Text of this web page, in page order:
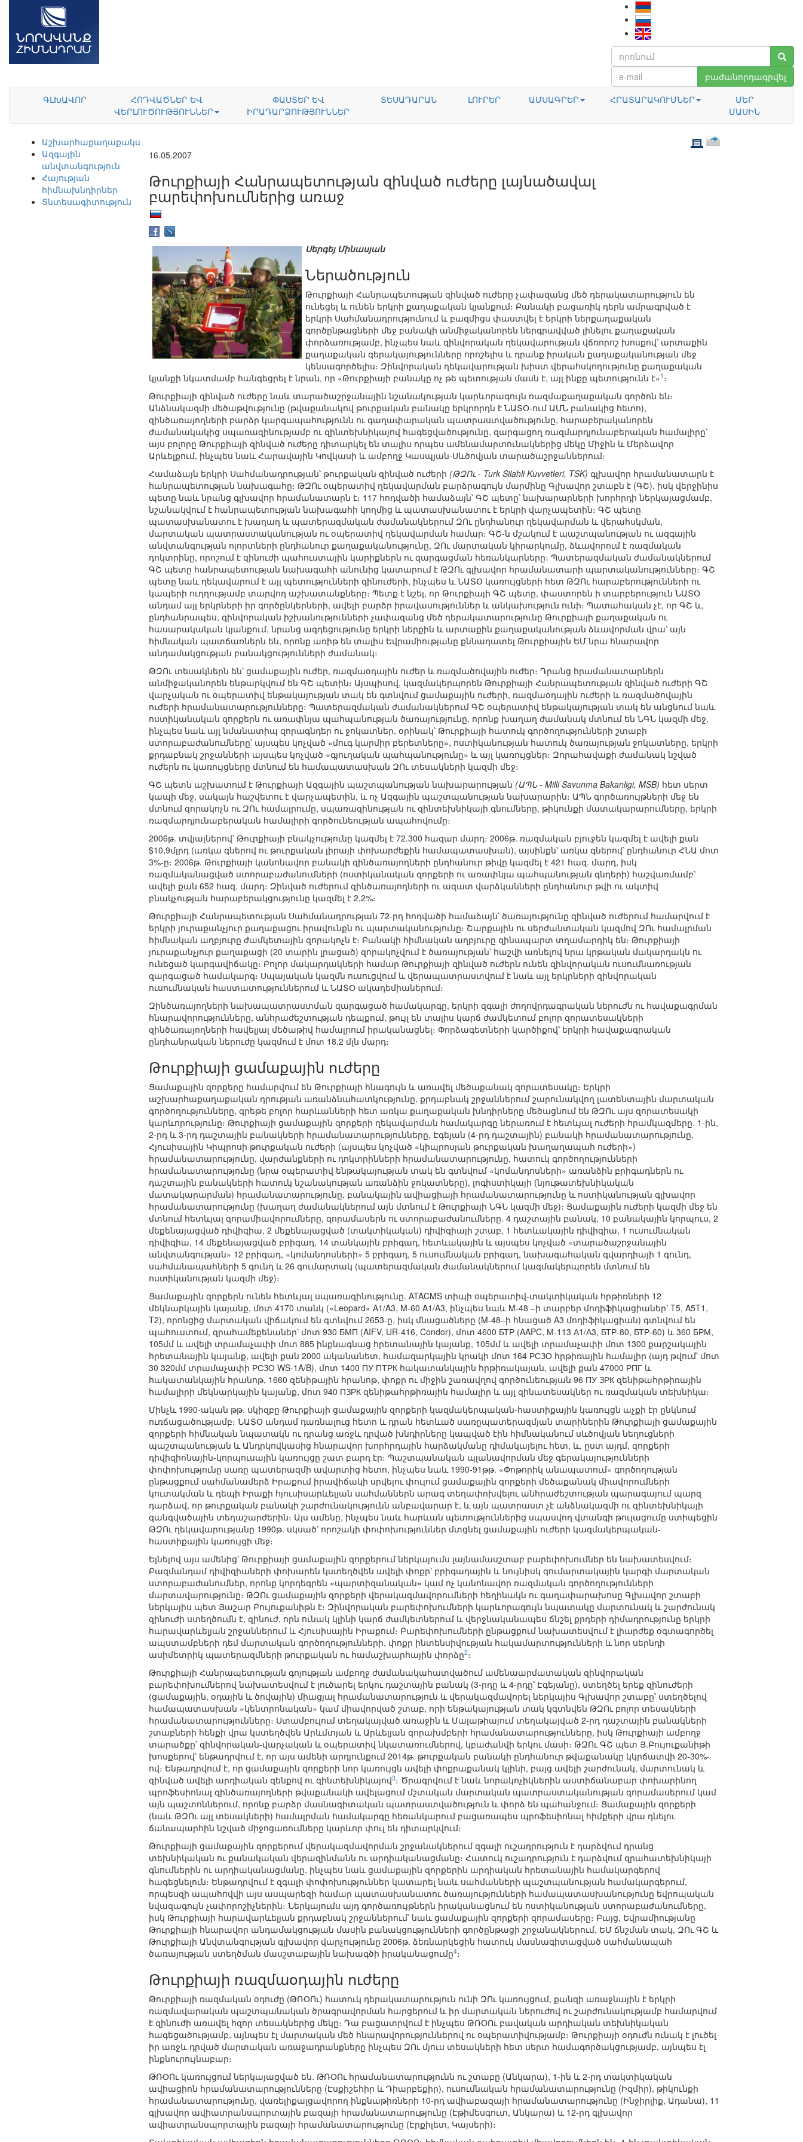
բաժանորդագրվել
ԳԼԽԱՎՈՐ
ՀՈԴՎԱԾՆԵՐ ԵՎ
ՎԵՐԼՈՒԾՈՒԹՅՈՒՆՆԵՐ
ՓԱՍՏԵՐ ԵՎ
ԻՐԱԴԱՐՁՈՒԹՅՈՒՆՆԵՐ
ՏԵՍԱԴԱՐԱՆ ԼՈՒՐԵՐ ԱՄՍԱԳՐԵՐ ՀՐԱՏԱՐԱԿՈՒՄՆԵՐ
ՄԵՐ
ՄԱՍԻՆ
Աշխարհաքաղաքականություն
Ազգային
անվտանգություն
Հայության
հիմնախնդիրներ
Տնտեսագիտություն
16.05.2007
Թուրքիայի Հանրապետության զինված ուժերը լայնածավալ
բարեփոխումներից առաջ
Սերգեյ Մինասյան
Ներածություն
Թուրքիայի Հանրապետության զինված ուժերը չափազանց մեծ դերակատարություն են
ունեցել և ունեն երկրի քաղաքական կյանքում։ Բանակի բացառիկ դերն ամրագրված է
երկրի Սահմանադրությունում և բազմիցս փաստվել է երկրի ներքաղաքական
գործընթացների մեջ բանակի անմիջականորեն ներգրավված լինելու քաղաքական
փորձառությամբ, ինչպես նաև զինվորական ղեկավարության վճռորոշ խոսքով՝ արտաքին
քաղաքական գերակայությունները որոշելիս և դրանք իրական քաղաքականության մեջ
կենսագործելիս։ Զինվորական ղեկավարության խիստ վերահսկողությունը քաղաքական
կյանքի նկատմամբ հանգեցրել է նրան, որ «Թուրքիայի բանակը ոչ թե պետության մասն է, այլ ինքը պետությունն է»1 ։
Թուրքիայի զինված ուժերը նաև տարածաշրջանային նշանակության կարևորագույն ռազմաքաղաքական գործոն են։
Անձնակազմի մեծաթվությունը (թվաքանակով թուրքական բանակը երկրորդն է ՆԱՏՕ-ում ԱՄՆ բանակից հետո),
զինծառայողների բարձր կարգապահությունն ու գաղափարական պատրաստվածությունը, հարաբերականորեն
ժամանակակից սպառազինությամբ ու զինտեխնիկայով հագեցվածությունը, զարգացող ռազմարդյունաբերական համալիրը՝
այս բոլորը Թուրքիայի զինված ուժերը դիտարկել են տալիս որպես ամենամարտունակներից մեկը Միջին և Մերձավոր
Արևելքում, ինչպես նաև Հարավային Կովկասի և ամբողջ Կասպյան-Սևծովյան տարածաշրջաններում։
Համաձայն երկրի Սահմանադրության՝ թուրքական զինված ուժերի (ԹԶՈւ - Turk Silahli Kuvvetleri, TSK) գլխավոր հրամանատարն է
հանրապետության նախագահը։ ԹԶՈւ օպերատիվ ղեկավարման բարձրագույն մարմինը Գլխավոր շտաբն է (ԳՇ), իսկ վերջինիս
պետը նաև նրանց գլխավոր հրամանատարն է։ 117 հոդվածի համաձայն՝ ԳՇ պետը՝ նախարարների խորհրդի ներկայացմամբ,
նշանակվում է հանրապետության նախագահի կողմից և պատասխանատու է երկրի վարչապետին։ ԳՇ պետը
պատասխանատու է խաղաղ և պատերազմական ժամանակներում ԶՈւ ընդհանուր ղեկավարման և վերահսկման,
մարտական պատրաստականության ու օպերատիվ ղեկավարման համար։ ԳՇ-ն մշակում է պաշտպանության ու ազգային
անվտանգության ոլորտների ընդհանուր քաղաքականությունը, ԶՈւ մարտական կիրարկումը, ձևավորում է ռազմական
դոկտրինը, որոշում է զինուժի պահուստային կարիքներն ու զարգացման հեռանկարները։ Պատերազմական ժամանակներում
ԳՇ պետը հանրապետության նախագահի անունից կատարում է ԹԶՈւ գլխավոր հրամանատարի պարտականությունները։ ԳՇ
պետը նաև ղեկավարում է այլ պետությունների զինուժերի, ինչպես և ՆԱՏՕ կառույցների հետ ԹԶՈւ հարաբերությունների ու
կապերի ուղղությամբ տարվող աշխատանքները։ Պետք է նշել, որ Թուրքիայի ԳՇ պետը, փաստորեն ի տարբերություն ՆԱՏՕ
անդամ այլ երկրների իր գործընկերների, ավելի բարձր իրավասություններ և անկախություն ունի։ Պատահական չէ, որ ԳՇ և,
ընդհանրապես, զինվորական իշխանությունների չափազանց մեծ դերակատարությունը Թուրքիայի քաղաքական ու
հասարակական կյանքում, նրանց ազդեցությունը երկրի ներքին և արտաքին քաղաքականության ձևավորման վրա՝ այն
հիմնական պատճառներն են, որոնք առիթ են տալիս Եվրամիությանը քննադատել Թուրքիային ԵՄ նրա հնարավոր
անդամակցության բանակցությունների ժամանակ։
ԹԶՈւ տեսակներն են՝ ցամաքային ուժեր, ռազմաօդային ուժեր և ռազմածովային ուժեր։ Դրանց հրամանատարներն
անմիջականորեն ենթարկվում են ԳՇ պետին։ Այսպիսով, կազմակերպորեն Թուրքիայի Հանրապետության զինված ուժերի ԳՇ
վարչական ու օպերատիվ ենթակայության տակ են գտնվում ցամաքային ուժերի, ռազմաօդային ուժերի և ռազմածովային
ուժերի հրամանատարությունները։ Պատերազմական ժամանակներում ԳՇ օպերատիվ ենթակայության տակ են անցնում նաև
ոստիկանական զորքերն ու առափնյա պահպանության ծառայությունը, որոնք խաղաղ ժամանակ մտնում են ՆԳՆ կազմի մեջ,
ինչպես նաև այլ նմանատիպ զորագնդեր ու ջոկատներ, օրինակ՝ Թուրքիայի հատուկ գործողությունների շտաբի
ստորաբաժանումները՝ այսպես կոչված «մուգ կարմիր բերետները», ոստիկանության հատուկ ծառայության ջոկատները, երկրի
քրդաբնակ շրջանների այսպես կոչված «գյուղական պահպանությունը» և այլ կառույցներ։ Զորահավաքի ժամանակ նշված
ուժերն ու կառույցները մտնում են համապատասխան ԶՈւ տեսակների կազմի մեջ։
ԳՇ պետն աշխատում է Թուրքիայի Ազգային պաշտպանության նախարարության (ԱՊՆ - Milli Savunma Bakanligi, MSB) հետ սերտ
կապի մեջ, սակայն հաշվետու է վարչապետին, և ոչ Ազգային պաշտպանության նախարարին։ ԱՊՆ գործառույթների մեջ են
մտնում զորակոչն ու ԶՈւ համալրումը, սպառազինության ու զինտեխնիկայի գնումները, թիկունքի մատակարարումները, երկրի
ռազմարդյունաբերական համալիրի գործունեության ապահովումը։
2006թ. տվյալներով՝ Թուրքիայի բնակչությունը կազմել է 72.300 հազար մարդ։ 2006թ. ռազմական բյուջեն կազմել է ավելի քան
$10,9մլրդ (առկա գներով ու թուրքական լիրայի փոխարժեքին համապատասխան), այսինքն՝ առկա գներով՝ ընդհանուր ՀՆԱ մոտ
3%-ը։ 2006թ. Թուրքիայի կանոնավոր բանակի զինծառայողների ընդհանուր թիվը կազմել է 421 հազ. մարդ, իսկ
ռազմականացված ստորաբաժանումների (ոստիկանական զորքերի ու առափնյա պահպանության գնդերի) հաշվառմամբ՝
ավելի քան 652 հազ. մարդ։ Զինված ուժերում զինծառայողների ու ազատ վարձկանների ընդհանուր թվի ու ակտիվ
բնակչության հարաբերակցությունը կազմել է 2,2%։
Թուրքիայի Հանրապետության Սահմանադրության 72-րդ հոդվածի համաձայն՝ ծառայությունը զինված ուժերում համարվում է
երկրի յուրաքանչյուր քաղաքացու իրավունքն ու պարտականությունը։ Շարքային ու սերժանտական կազմով ԶՈւ համալրման
հիմնական աղբյուրը ժամկետային զորակոչն է։ Բանակի հիմնական աղբյուրը զինապարտ տղամարդիկ են։ Թուրքիայի
յուրաքանչյուր քաղաքացի (20 տարին լրացած) զորակոչվում է ծառայության՝ հաշվի առնելով նրա կրթական մակարդակն ու
ունեցած կարգավիճակը։ Բոլոր մակարդակների համար Թուրքիայի զինված ուժերն ունեն զինվորական ուսումնառության
զարգացած համակարգ։ Սպայական կազմն ուսուցվում և վերապատրաստվում է նաև այլ երկրների զինվորական
ուսումնական հաստատություններում և ՆԱՏՕ ակադեմիաներում։
Զինծառայողների նախապատրաստման զարգացած համակարգը, երկրի զգալի ժողովրդագրական ներուժն ու հավաքագրման
հնարավորությունները, անհրաժեշտության դեպքում, թույլ են տալիս կարճ ժամկետում բոլոր զորատեսակների
զինծառայողների հավելյալ մեծաթիվ համալրում իրականացնել։ Փորձագետների կարծիքով՝ երկրի հավաքագրական
ընդհանրական ներուժը կազմում է մոտ 18,2 մլն մարդ։
Թուրքիայի ցամաքային ուժերը
Ցամաքային զորքերը համարվում են Թուրքիայի հնագույն և առավել մեծաքանակ զորատեսակը։ Երկրի
աշխարհաքաղաքական դրության առանձնահատկությունը, քրդաբնակ շրջաններում շարունակվող լատենտային մարտական
գործողությունները, գրեթե բոլոր հարևանների հետ առկա քաղաքական խնդիրները մեծացնում են ԹԶՈւ այս զորատեսակի
կարևորությունը։ Թուրքիայի ցամաքային զորքերի ղեկավարման համակարգը ներառում է հետևյալ ուժերի հրամկազմերը. 1-ին,
2-րդ և 3-րդ դաշտային բանակների հրամանատարությունները, Էգեյան (4-րդ դաշտային) բանակի հրամանատարությունը,
Հյուսիսային Կիպրոսի թուրքական ուժերի (այսպես կոչված «կիպրոսյան թուրքական խաղաղապահ ուժերի»)
հրամանատարությունը, վարժանքների ու դոկտրինների հրամանատարությունը, հատուկ գործողությունների
հրամանատարությունը (նրա օպերատիվ ենթակայության տակ են գտնվում «կոմանդոսների» առանձին բրիգադներն ու
դաշտային բանակների հատուկ նշանակության առանձին ջոկատները), լոգիստիկայի (նյութատեխնիկական
մատակարարման) հրամանատարությունը, բանակային ավիացիայի հրամանատարությունը և ոստիկանության գլխավոր
հրամանատարությունը (խաղաղ ժամանակներում այն մտնում է Թուրքիայի ՆԳՆ կազմի մեջ)։ Ցամաքային ուժերի կազմի մեջ են
մտնում հետևյալ զորամիավորումները, զորամասերն ու ստորաբաժանումները. 4 դաշտային բանակ, 10 բանակային կորպուս, 2
մեքենայացված դիվիզիա, 2 մեքենայացված (տակտիկական) դիվիզիայի շտաբ, 1 հետևակային դիվիզիա, 1 ուսումնական
դիվիզիա, 14 մեքենայացված բրիգադ, 14 տանկային բրիգադ, հետևակային և այսպես կոչված «տարածաշրջանային
անվտանգության» 12 բրիգադ, «կոմանդոսների» 5 բրիգադ, 5 ուսումնական բրիգադ, նախագահական գվարդիայի 1 գունդ,
սահմանապահների 5 գունդ և 26 գումարտակ (պատերազմական ժամանակներում կազմակերպորեն մտնում են
ոստիկանության կազմի մեջ)։
Ցամաքային զորքերն ունեն հետևյալ սպառազինությունը. ATACMS տիպի օպերատիվ-տակտիկական հրթիռների 12
մեկնարկային կայանք, մոտ 4170 տանկ («Leopard» A1/A3, M-60 A1/A3, ինչպես նաև M-48 –ի տարբեր մոդիֆիկացիաներ՝ T5, A5T1,
T2), որոնցից մարտական վիճակում են գտնվում 2653-ը, իսկ մնացածները (M-48–ի հնացած A3 մոդիֆիկացիան) գտնվում են
պահուստում, զրահամեքենաներ՝ մոտ 930 БМП (AIFV, UR-416, Condor), մոտ 4600 БТР (AAPC, М-113 А1/А3, БТР-80, БТР-60) և 360 БРМ,
105մմ և ավելի տրամաչափի մոտ 885 ինքնագնաց հրետանային կայանք, 105մմ և ավելի տրամաչափի մոտ 1300 քարշակային
հրետանային կայանք, ավելի քան 2000 ականանետ, համազարկային կրակի մոտ 164 РСЗО հրթիռային համալիր (այդ թվում՝ մոտ
30 320մմ տրամաչափի РСЗО WS-1A/B), մոտ 1400 ПУ ПТРК հակատանկային հրթիռակայան, ավելի քան 47000 РПГ և
հակատանկային հրանոթ, 1660 զենիթային հրանոթ, փոքր ու միջին շառավղով գործունեության 96 ПУ ЗРК զենիթահրթիռային
համալիրի մեկնարկային կայանք, մոտ 940 ПЗРК զենիթահրթիռային համալիր և այլ զինատեսակներ ու ռազմական տեխնիկա։
Մինչև 1990-ական թթ. սկիզբը Թուրքիայի ցամաքային զորքերի կազմակերպական-հաստիքային կառույցն աչքի էր ընկնում
ուռճացածությամբ։ ՆԱՏՕ անդամ դառնալուց հետո և դրան հետևած սառըպատերազմյան տարիներին Թուրքիայի ցամաքային
զորքերի հիմնական նպատակն ու դրանց առջև դրված խնդիրները կապված էին հիմնականում սևծովյան նեղուցների
պաշտպանության և Անդրկովկասից հնարավոր խորհրդային հարձակմանը դիմակայելու հետ, և, ըստ այդմ, զորքերի
դիվիզիոնային-կորպուսային կառույցը շատ բարդ էր։ Պաշտպանական պլանավորման մեջ գերակայությունների
փոփոխությունը սառը պատերազմի ավարտից հետո, ինչպես նաև 1990-91թթ. «Փոթորիկ անապատում» գործողության
ընթացքում սահմանամերձ Իրաքում իրավիճակի սրվելու փուլում ցամաքային զորքերի մեծաքանակ միավորումների
կուտակման և դեպի Իրաքի հյուսիսարևելյան սահմաններն արագ տեղափոխվելու անհրաժեշտության պարագայում պարզ
դարձավ, որ թուրքական բանակի շարժունակությունն անբավարար է, և այն պատրաստ չէ անձնակազմի ու զինտեխնիկայի
զանգվածային տեղաշարժերին։ Այս ամենը, ինչպես նաև հարևան պետություններից սպասվող վտանգի թուլացումը ստիպեցին
ԹԶՈւ ղեկավարությանը 1990թ. սկսած՝ որոշակի փոփոխություններ մտցնել ցամաքային ուժերի կազմակերպական-
հաստիքային կառույցի մեջ։
Ելնելով այս ամենից՝ Թուրքիայի ցամաքային զորքերում ներկայումս լայնամասշտաբ բարեփոխումներ են նախատեսվում։
Բազմանդամ դիվիզիաների փոխարեն կստեղծվեն ավելի փոքր՝ բրիգադային և նույնիսկ գումարտակային կարգի մարտական
ստորաբաժանումներ, որոնք կորդեգրեն «պարտիզանական» կամ ոչ կանոնավոր ռազմական գործողությունների
մարտավարությունը։ ԹԶՈւ ցամաքային զորքերի վերակազմավորումների հեղինակն ու գաղափարախոսը Գլխավոր շտաբի
ներկայիս պետ Յաշար Բույուքանիթն է։ Զինվորական բարեփոխումների կարևորագույն նպատակը մարտունակ և շարժունակ
զինուժի ստեղծումն է, զինուժ, որն ունակ կլինի կարճ ժամկետներում և վերջնականապես ճնշել քրդերի դիմադրությունը երկրի
հարավարևելյան շրջաններում և Հյուսիսային Իրաքում։ Բարեփոխումների ընթացքում նախատեսվում է լիարժեք օգտագործել
ապստամբների դեմ մարտական գործողությունների, փոքր ինտենսիվության հակամարտությունների և նոր սերնդի
ասիմետրիկ պատերազմների թուրքական ու համաշխարհային փորձը2։
Թուրքիայի Հանրապետության գոյության ամբողջ ժամանակահատվածում ամենաարմատական զինվորական
բարեփոխումներով նախատեսվում է լուծարել երկու դաշտային բանակ (3-րդը և 4-րդը՝ Էգեյանը), ստեղծել երեք զինուժերի
(ցամաքային, օդային և ծովային) միացյալ հրամանատարություն և վերակազմավորել ներկայիս Գլխավոր շտաբը՝ ստեղծելով
համապատասխան «կենտրոնական» կամ միավորված շտաբ, որի ենթակայության տակ կգտնվեն ԹԶՈւ բոլոր տեսակների
հրամանատարությունները։ Ստամբուլում տեղակայված առաջին և Մալաթիայում տեղակայված 2-րդ դաշտային բանակների
շտաբների հենքի վրա կստեղծվեն Արևմտյան և Արևելյան զորախմբերի հրամանատարությունները, իսկ Թուրքիայի ամբողջ
տարածքը՝ զինվորական-վարչական և օպերատիվ նկատառումներով, կբաժանվի երկու մասի։ ԹԶՈւ ԳՇ պետ Յ.Բույուքանիթի
խոսքերով՝ ենթադրվում է, որ այս ամենի արդյունքում 2014թ. թուրքական բանակի ընդհանուր թվաքանակը կկրճատվի 20-30%-
ով։ Ենթադրվում է, որ ցամաքային զորքերի նոր կառույցն ավելի փոքրաքանակ կլինի, բայց ավելի շարժունակ, մարտունակ և
զինված ավելի արդիական զենքով ու զինտեխնիկայով3։ Ծրագրվում է նաև նորակոչիկներին աստիճանաբար փոխարինող
պրոֆեսիոնալ զինծառայողների թվաքանակի ավելացում մշտական մարտական պատրաստականության զորամասերում կամ
այն պաշտոններում, որոնք բարձր մասնագիտական պատրաստվածություն և փորձ են պահանջում։ Ցամաքային զորքերի
(նաև ԹԶՈւ այլ տեսակների) համալրման համակարգը հեռանկարում բացառապես պրոֆեսիոնալ հիմքերի վրա դնելու
ճանապարհին նշված միջոցառումները կարևոր փուլ են դիտարկվում։
Թուրքիայի ցամաքային զորքերում վերակազմավորման շրջանակներում զգալի ուշադրություն է դարձվում դրանց
տեխնիկական ու քանակական վերազինմանն ու արդիականացմանը։ Հատուկ ուշադրություն է դարձվում զրահատեխնիկայի
գնումներին ու արդիականացմանը, ինչպես նաև ցամաքային զորքերին արդիական հրետանային համակարգերով
հագեցնելուն։ Ենթադրվում է զգալի փոփոխություններ կատարել նաև սահմանների պաշտպանության համակարգերում,
որպեսզի ապահովվի այս ասպարեզի համար պատասխանատու ծառայությունների համապատասխանությունը եվրոպական
նվազագույն չափորոշիչներին։ Ներկայումս այդ գործառույթներն իրականացնում են ոստիկանության ստորաբաժանումները,
իսկ Թուրքիայի հարավարևելյան քրդաբնակ շրջաններում՝ նաև ցամաքային զորքերի զորամասերը։ Բայց, Եվրամիությանը
Թուրքիայի հնարավոր անդամակցության մասին բանակցությունների գործընթացի շրջանակներում, ԵՄ ճնշման տակ, ԶՈւ ԳՇ և
Թուրքիայի Անվտանգության գլխավոր վարչությունը 2006թ. ձեռնարկեցին հատուկ մասնագիտացված սահմանապահ
ծառայության ստեղծման մասշտաբային նախագծի իրականացումը4։
Թուրքիայի ռազմաօդային ուժերը
Թուրքիայի ռազմական օդուժը (ԹՌՕՈւ) հատուկ դերակատարություն ունի ԶՈւ կառույցում, քանզի առաջնային է երկրի
ռազմավարական պաշտպանական ծրագրավորման հարցերում և իր մարտական ներուժով ու շարժունակությամբ համարվում
է զինուժի առավել հզոր տեսակներից մեկը։ Դա բացատրվում է ինչպես ԹՌՕՈւ բավական արդիական տեխնիկական
հագեցածությամբ, այնպես էլ մարտական մեծ հնարավորություններով ու օպերատիվությամբ։ Թուրքիայի օդուժն ունակ է լուծել
իր առջև դրված մարտական առաջադրանքները ինչպես ԶՈւ մյուս տեսակների հետ սերտ համագործակցությամբ, այնպես էլ
ինքնուրույնաբար։
ԹՌՕՈւ կառույցում ներկայացված են. ԹՌՕՈւ հրամանատարությունն ու շտաբը (Անկարա), 1-ին և 2-րդ տակտիկական
ավիացիոն հրամանատարությունները (Էսքիշեհիր և Դիարբեքիր), ուսումնական հրամանատարությունը (Իզմիր), թիկունքի
հրամանատարությունը, վառելիքալցավորող ինքնաթիռների 10-րդ ավիաբազայի հրամանատարությունը (Ինջիրլիք, Ադանա), 11
գլխավոր ավիատրանսպորտային բազայի հրամանատարությունը (Էթիմեսգուտ, Անկարա) և 12-րդ գլխավոր
ավիատրանսպորտային բազայի հրամանատարությունը (Էրքիլետ, Կայսերի)։